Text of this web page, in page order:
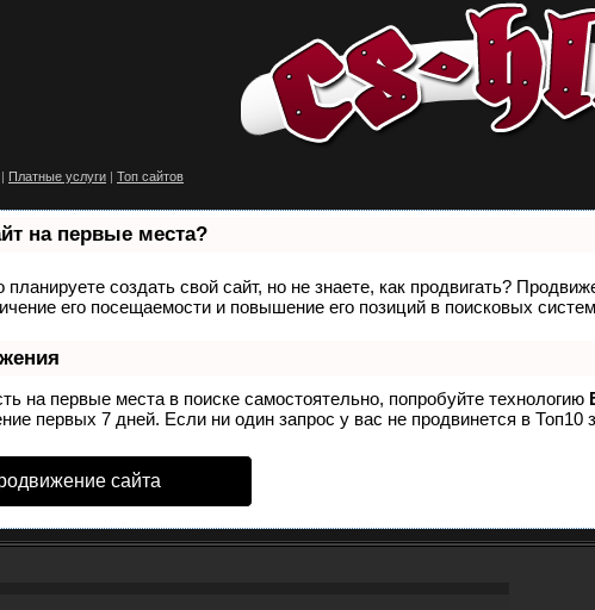
| Платные услуги | Топ сайтов
на первые места?
создать свой сайт, но не знаете, как продвигать?
его посещаемости и повышение его позиций в поисковых
на первые места в поиске самостоятельно, попробуйте технологию
первых 7 дней. Если ни один запрос у вас не продвинется в Топ10
сайта